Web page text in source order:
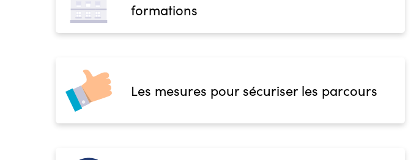
formations
Les mesures pour sécuriser les parcours